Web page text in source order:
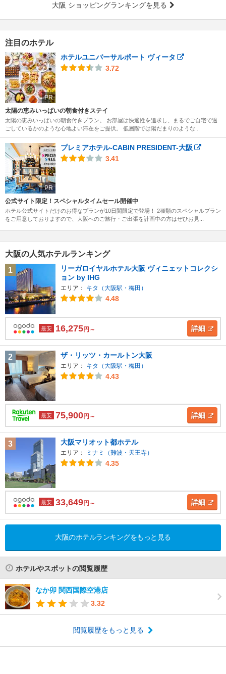
大阪 ショッピングランキングを見る
注目のホテル
PR
ホテルユニバーサルポート ヴィータ
3.72
太陽の恵みいっぱいの朝食付きステイ
太陽の恵みいっぱいの朝食付きプラン。 お部屋は快適性を追求し、まるでご自宅で過
ごしているかのような心地よい滞在をご提供。 低層階では陽だまりのような...
PR
プレミアホテル-CABIN PRESIDENT-大阪
3.41
公式サイト限定！スペシャルタイムセール開催中
ホテル公式サイトだけのお得なプランが10日間限定で登場！ 2種類のスペシャルプラン
をご用意しておりますので、大阪へのご旅行・ご出張を計画中の方はぜひお見...
大阪の人気ホテルランキング
1
リーガロイヤルホテル大阪 ヴィニェットコレクシ
ョン by IHG
エリア： キタ（大阪駅・梅田）
4.48
最安 16,275円～ 詳細
2 ザ・リッツ・カールトン大阪
エリア： キタ（大阪駅・梅田）
4.43
最安 75,900円～ 詳細
3 大阪マリオット都ホテル
エリア： ミナミ（難波・天王寺）
4.35
最安 33,649円～ 詳細
大阪のホテルランキングをもっと見る
ホテルやスポットの閲覧履歴
なか卯 関西国際空港店
3.32
閲覧履歴をもっと見る